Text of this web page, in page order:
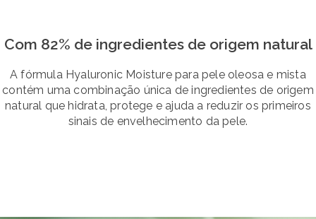
Com 82% de ingredientes de origem natural
A fórmula Hyaluronic Moisture para pele oleosa e mista
contém uma combinação única de ingredientes de origem
natural que hidrata, protege e ajuda a reduzir os primeiros
sinais de envelhecimento da pele.